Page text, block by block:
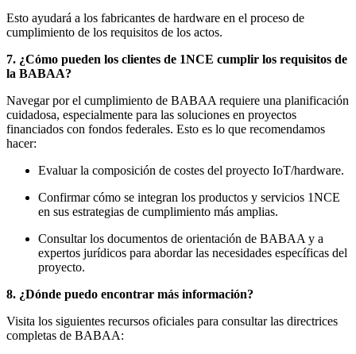
Esto ayudará a los fabricantes de hardware en el proceso de
cumplimiento de los requisitos de los actos.
7. ¿Cómo pueden los clientes de 1NCE cumplir los requisitos de
la BABAA?
Navegar por el cumplimiento de BABAA requiere una planificación
cuidadosa, especialmente para las soluciones en proyectos
financiados con fondos federales. Esto es lo que recomendamos
hacer:
Evaluar la composición de costes del proyecto IoT/hardware.
Confirmar cómo se integran los productos y servicios 1NCE
en sus estrategias de cumplimiento más amplias.
Consultar los documentos de orientación de BABAA y a
expertos jurídicos para abordar las necesidades específicas del
proyecto.
8. ¿Dónde puedo encontrar más información?
Visita los siguientes recursos oficiales para consultar las directrices
completas de BABAA: